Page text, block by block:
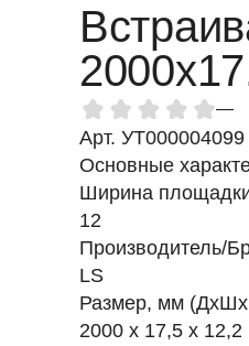
—
Арт. УТ000004099
Основные
Ширина
12
Производитель/
LS
Размер, мм
2000 х 17,5 х 12,2